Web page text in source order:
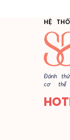
HỆ
Đánh
cơ thể